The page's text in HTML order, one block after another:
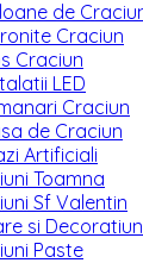
de
Craciun
Craciun
LED
Craciun
de Craciun
Artificiali
Toamna
Sf Valentin
si
Paste